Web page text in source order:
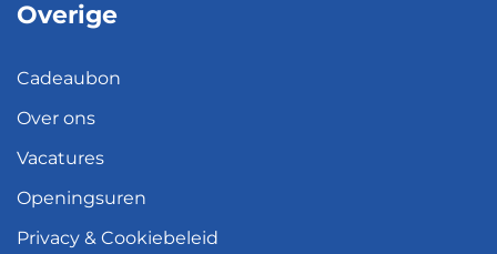
Overige
Cadeaubon
Over ons
Vacatures
Openingsuren
Privacy & Cookiebeleid